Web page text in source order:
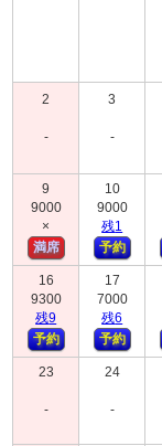
2
-
3
-
9
9000
×
満席
10
9000
残1
予約
16
9300
残9
予約
17
7000
残6
予約
23
-
24
-